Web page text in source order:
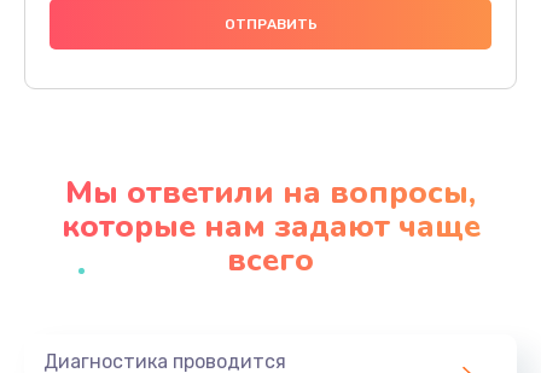
1250 руб.
Заказать
Замена клапана термоблока
Мы ответили на вопросы,
которые нам задают чаще
всего
Диагностика проводится